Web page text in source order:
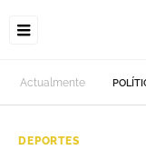
Actualmente
DEPORTES